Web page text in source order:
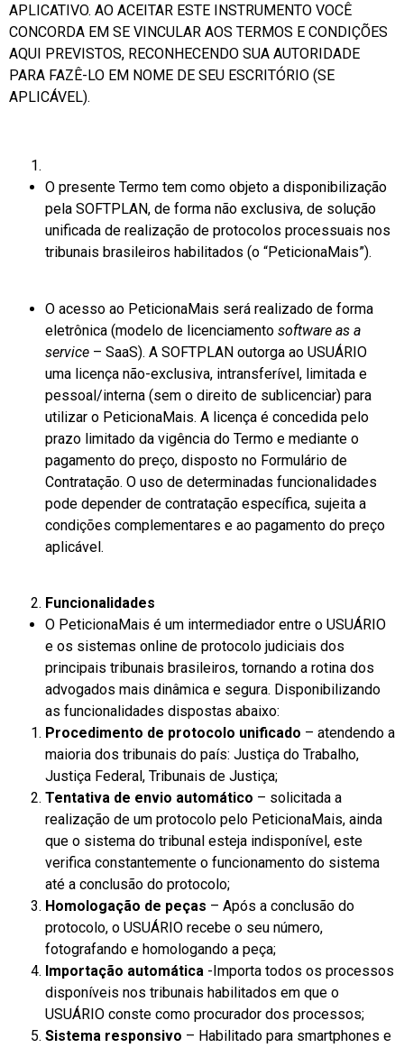
APLICATIVO. AO ACEITAR ESTE INSTRUMENTO VOCÊ
CONCORDA EM SE VINCULAR AOS TERMOS E CONDIÇÕES
AQUI PREVISTOS, RECONHECENDO SUA AUTORIDADE
PARA FAZÊ-LO EM NOME DE SEU ESCRITÓRIO (SE
APLICÁVEL).
O presente Termo tem como objeto a disponibilização
pela SOFTPLAN, de forma não exclusiva, de solução
unificada de realização de protocolos processuais nos
tribunais brasileiros habilitados (o “PeticionaMais”).
O acesso ao PeticionaMais será realizado de forma
eletrônica (modelo de licenciamento software as a
service – SaaS). A SOFTPLAN outorga ao USUÁRIO
uma licença não-exclusiva, intransferível, limitada e
pessoal/interna (sem o direito de sublicenciar) para
utilizar o PeticionaMais. A licença é concedida pelo
prazo limitado da vigência do Termo e mediante o
pagamento do preço, disposto no Formulário de
Contratação. O uso de determinadas funcionalidades
pode depender de contratação específica, sujeita a
condições complementares e ao pagamento do preço
aplicável.
Funcionalidades
O PeticionaMais é um intermediador entre o USUÁRIO
e os sistemas online de protocolo judiciais dos
principais tribunais brasileiros, tornando a rotina dos
advogados mais dinâmica e segura. Disponibilizando
as funcionalidades dispostas abaixo:
Procedimento de protocolo unificado – atendendo a
maioria dos tribunais do país: Justiça do Trabalho,
Justiça Federal, Tribunais de Justiça;
Tentativa de envio automático – solicitada a
realização de um protocolo pelo PeticionaMais, ainda
que o sistema do tribunal esteja indisponível, este
verifica constantemente o funcionamento do sistema
até a conclusão do protocolo;
Homologação de peças – Após a conclusão do
protocolo, o USUÁRIO recebe o seu número,
fotografando e homologando a peça;
Importação automática -Importa todos os processos
disponíveis nos tribunais habilitados em que o
USUÁRIO conste como procurador dos processos;
Sistema responsivo – Habilitado para smartphones e